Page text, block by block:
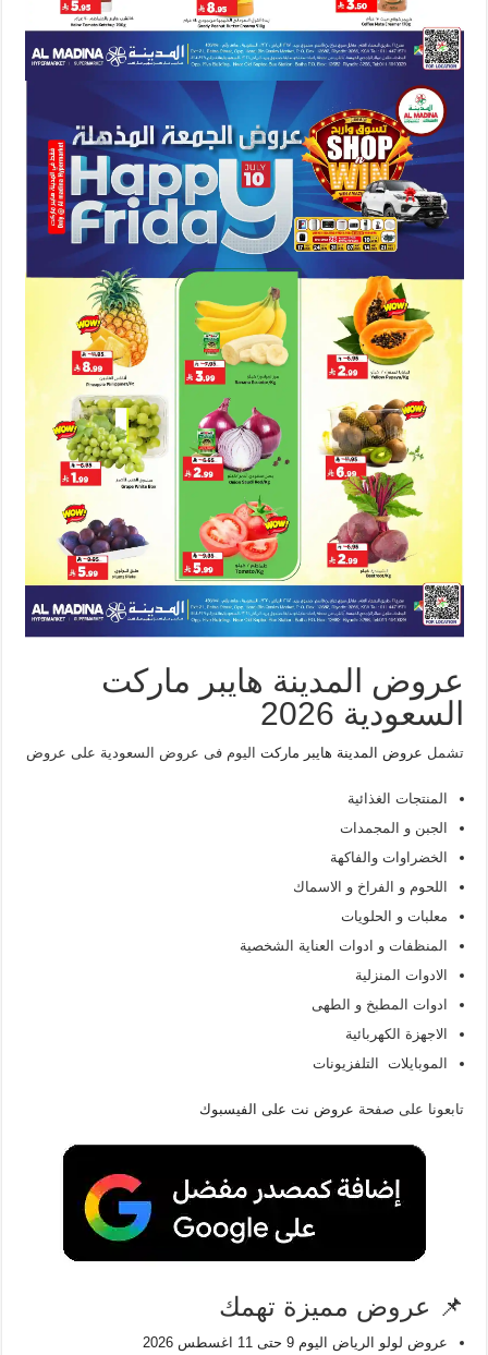
عروض المدينة هايبر ماركت
السعودية 2026
تشمل عروض المدينة هايبر ماركتاليوم فى عروض السعودية على عروض
المنتجات الغذائية
الجبن و المجمدات
الخضراوات والفاكهة
اللحوم و الفراخ و الاسماك
معلبات و الحلويات
المنظفات و ادوات العناية الشخصية
الادوات المنزلية
ادوات المطبخ و الطهى
الاجهزة الكهربائية
الموبايلات التلفزيونات
تابعونا على صفحة عروض نت على الفيسبوك
📌 عروض مميزة تهمك
عروض لولو الرياض اليوم 9 حتى 11 اغسطس 2026